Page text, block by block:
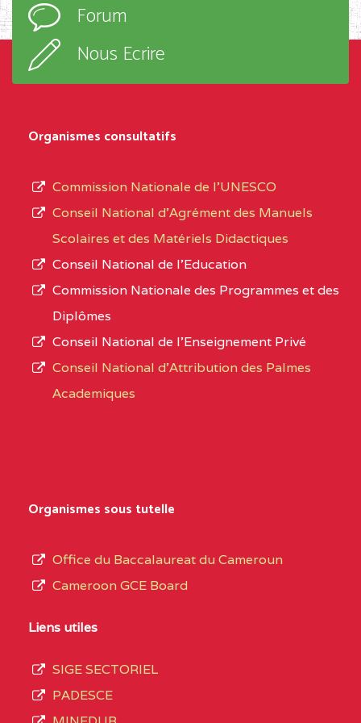
NORD
MERI
EXTREME-
NORD
CETIC DE LOULOU
0CN1TEFD101094115
EXTREME-
NORD
0EI1TEFD100495110
NORD
KOUSSERI
NORD
d’enseignement,
type
L’offre
d’éducation
de
du
de
septembre
Forum
Nous Ecrire
Organismes consultatifs
Commission Nationale de l’UNESCO
Conseil National d’Agrément des Manuels
Scolaires et des Matériels Didactiques
Conseil National de l’Education
Commission Nationale des Programmes et des
Diplômes
Conseil National de l’Enseignement Privé
Conseil National d'Attribution des Palmes
Academiques
Organismes sous tutelle
Office du Baccalaureat du Cameroun
Cameroon GCE Board
Liens utiles
SIGE SECTORIEL
PADESCE